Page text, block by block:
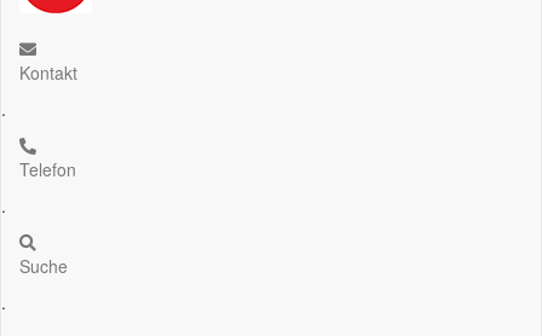
Kontakt
.
Telefon
.
Suche
.